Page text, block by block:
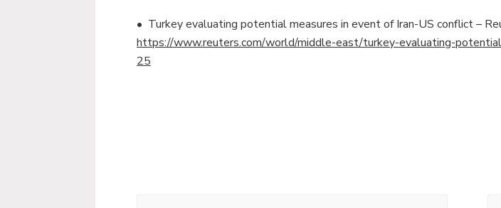
• Turkey evaluating potential measures in event of Iran-US conflict –
https://www.reuters.com/world/middle-east/turkey-evaluating-
25